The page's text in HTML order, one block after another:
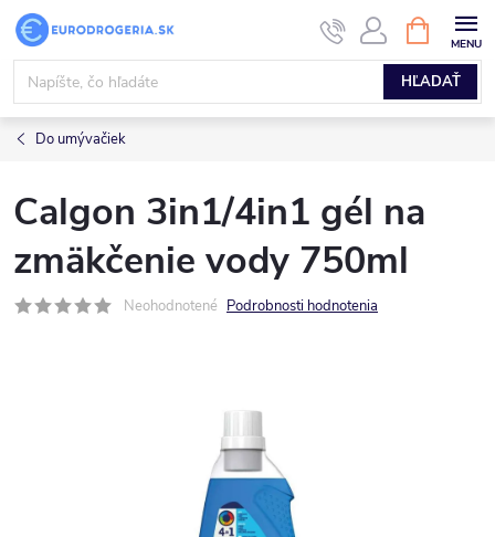
Prejsť
obsah
HĽADAŤ
KOŠÍK
Do umývačiek
Calgon 3in1/4in1 gél na
zmäkčenie vody 750ml
Neohodnotené Podrobnosti hodnotenia